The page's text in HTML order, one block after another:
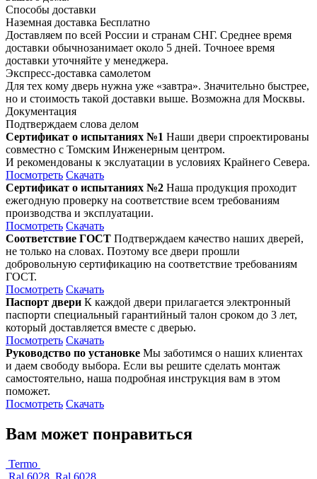
Способы доставки
Наземная доставка Бесплатно
Доставляем по всей России и странам СНГ. Среднее время
доставки обычнозанимает около 5 дней. Точноее время
доставки уточняйте у менеджера.
Экспресс-доставка самолетом
Для тех кому дверь нужна уже «завтра». Значительно быстрее,
но и стоимость такой доставки выше. Возможна для Москвы.
Документация
Подтверждаем слова делом
Сертификат о испытаниях №1 Наши двери спроектированы
совместно с Томским Инженерным центром.
И рекомендованы к экслуатации в условиях Крайнего Севера.
Посмотреть Скачать
Сертификат о испытаниях №2 Наша продукция проходит
ежегодную проверку на соответствие всем требованиям
производства и эксплуатации.
Посмотреть Скачать
Соответствие ГОСТ Подтверждаем качество наших дверей,
не только на словах. Поэтому все двери прошли
добровольную сертификацию на соответствие требованиям
ГОСТ.
Посмотреть Скачать
Паспорт двери К каждой двери прилагается электронный
паспорти специальный гарантийный талон сроком до 3 лет,
который доставляется вместе с дверью.
Посмотреть Скачать
Руководство по установке Мы заботимся о наших клиентах
и даем свободу выбора. Если вы решите сделать монтаж
самостоятельно, наша подробная инструкция вам в этом
поможет.
Посмотреть Скачать
Вам может понравиться
Termo
Ral 6028, Ral 6028